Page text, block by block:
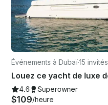
Événements à Dubaï·15 invités
4.6 Superowner
$109/heure